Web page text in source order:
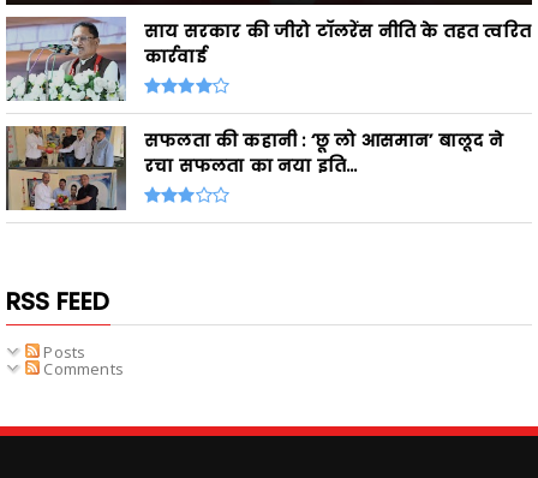
साय सरकार की जीरो टॉलरेंस नीति के तहत त्वरित
कार्रवाई
सफलता की कहानी : ‘छू लो आसमान’ बालूद ने
रचा सफलता का नया इति...
RSS FEED
Posts
Comments